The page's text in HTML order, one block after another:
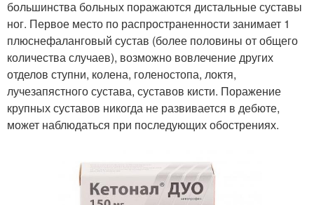
большинства больных поражаются дистальные суставы
ног. Первое место по распространенности занимает 1
плюснефаланговый сустав (более половины от общего
количества случаев), возможно вовлечение других
отделов ступни, колена, голеностопа, локтя,
лучезапястного сустава, суставов кисти. Поражение
крупных суставов никогда не развивается в дебюте,
может наблюдаться при последующих обострениях.